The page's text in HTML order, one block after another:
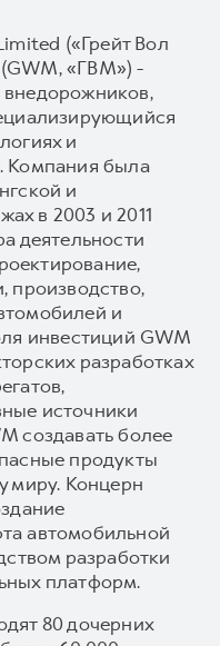
(«Грейт Вол
«ГВМ») -
внедорожников,
и
Компания была
и
в 2003 и 2011
деятельности
производство,
и
инвестиций GWM
разработках
источники
создавать более
продукты
миру. Концерн
автомобильной
разработки
платформ.
80 дочерних